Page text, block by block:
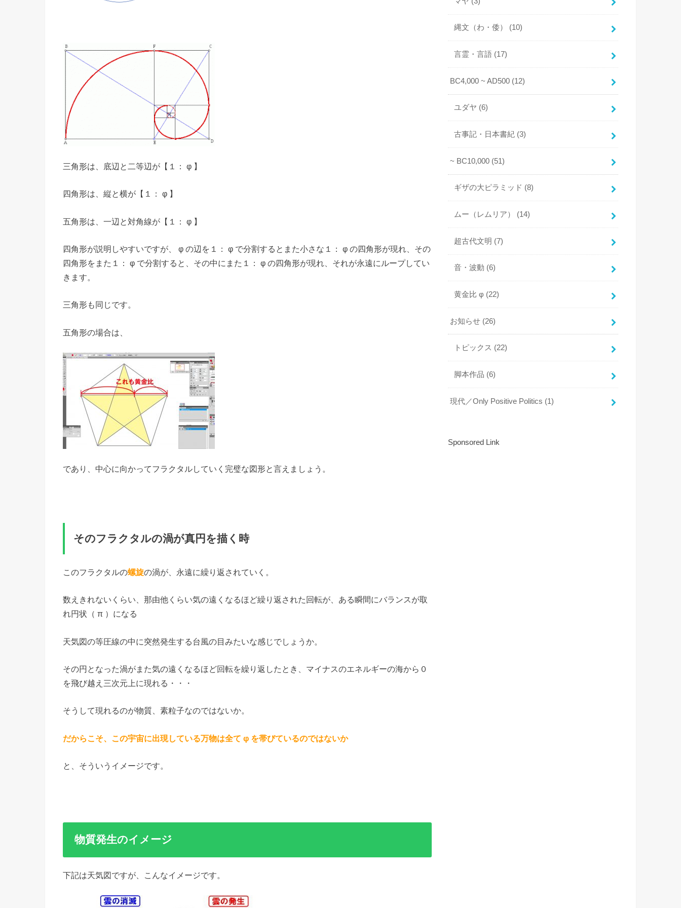
三角形は、底辺と二等辺が【１： φ 】
四角形は、縦と横が【１： φ 】
五角形は、一辺と対角線が【１： φ 】
四角形が説明しやすいですが、 φ の辺を１： φ で分割するとまた小さな１： φ の四角形が現れ、その
四角形をまた１： φ で分割すると、その中にまた１： φ の四角形が現れ、それが永遠にループしてい
きます。
三角形も同じです。
五角形の場合は、
であり、中心に向かってフラクタルしていく完璧な図形と言えましょう。
そのフラクタルの渦が真円を描く時
このフラクタルの螺旋の渦が、永遠に繰り返されていく。
数えきれないくらい、那由他くらい気の遠くなるほど繰り返された回転が、ある瞬間にバランスが取
れ円状（ π ）になる
天気図の等圧線の中に突然発生する台風の目みたいな感じでしょうか。
その円となった渦がまた気の遠くなるほど回転を繰り返したとき、マイナスのエネルギーの海から０
を飛び越え三次元上に現れる・・・
そうして現れるのが物質、素粒子なのではないか。
だからこそ、この宇宙に出現している万物は全て φ を帯びているのではないか
と、そういうイメージです。
物質発生のイメージ
下記は天気図ですが、こんなイメージです。
縄文（わ・倭） (10)
言霊・言語 (17)
BC4,000 ~ AD500 (12)
ユダヤ (6)
古事記・日本書紀 (3)
~ BC10,000 (51)
ギザの大ピラミッド (8)
ムー（レムリア） (14)
超古代文明 (7)
音・波動 (6)
黄金比 φ (22)
お知らせ (26)
トピックス (22)
脚本作品 (6)
現代／Only Positive Politics (1)
Sponsored Link